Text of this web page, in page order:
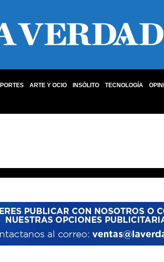
ARTE Y OCIO INSÓLITO TECNOLOGÍA